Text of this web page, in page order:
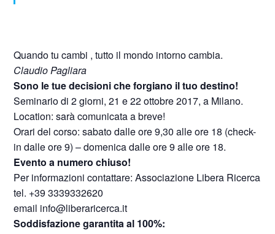
Quando tu cambi , tutto il mondo intorno cambia.
Claudio Pagliara
Sono le tue decisioni che forgiano il tuo destino!
Seminario di 2 giorni, 21 e 22 ottobre 2017, a Milano.
Location: sarà comunicata a breve!
Orari del corso: sabato dalle ore 9,30 alle ore 18 (check-
in dalle ore 9) – domenica dalle ore 9 alle ore 18.
Evento a numero chiuso!
Per informazioni contattare: Associazione Libera Ricerca
tel. +39 3339332620
email info@liberaricerca.it
Soddisfazione garantita al 100%: